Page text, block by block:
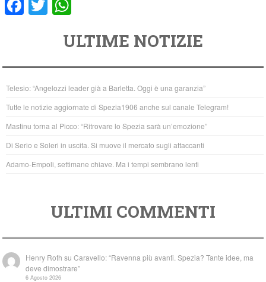
F
e
b
o
o
k
T
er
at
s
A
p
p
ULTIME NOTIZIE
Telesio: “Angelozzi leader già a Barletta. Oggi è una garanzia”
Tutte le notizie aggiornate di Spezia1906 anche sul canale Telegram!
Mastinu torna al Picco: “Ritrovare lo Spezia sarà un’emozione”
Di Serio e Soleri in uscita. Si muove il mercato sugli attaccanti
Adamo-Empoli, settimane chiave. Ma i tempi sembrano lenti
ULTIMI COMMENTI
Henry Roth suCaravello: “Ravenna più avanti. Spezia? Tante idee, ma
deve dimostrare”
6 Agosto 2026